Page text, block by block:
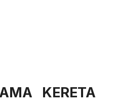
KERETA